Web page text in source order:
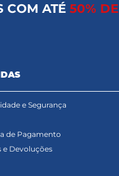
COM ATÉ 50% DE
e Segurança
de Pagamento
e Devoluções